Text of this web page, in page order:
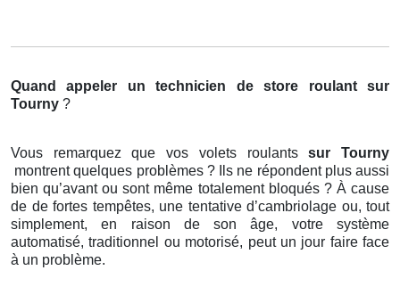
Quand appeler un technicien de store roulant
sur
Tourny ?
Vous remarquez que vos volets roulantssur Tourny
montrent quelques problèmes ? Ils ne répondent plus aussi
bien qu’avant ou sont même totalement bloqués ? À cause
de de fortes tempêtes, une tentative d’cambriolage ou, tout
simplement, en raison de son âge, votre système
automatisé, traditionnel ou motorisé, peut un jour faire face
à un problème.